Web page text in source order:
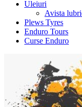
Uleiuri
Avista
Plews Tyres
Enduro Tours
Curse Enduro